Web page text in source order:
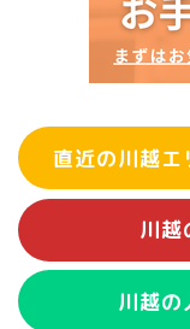
直近の川越
川越
川越の